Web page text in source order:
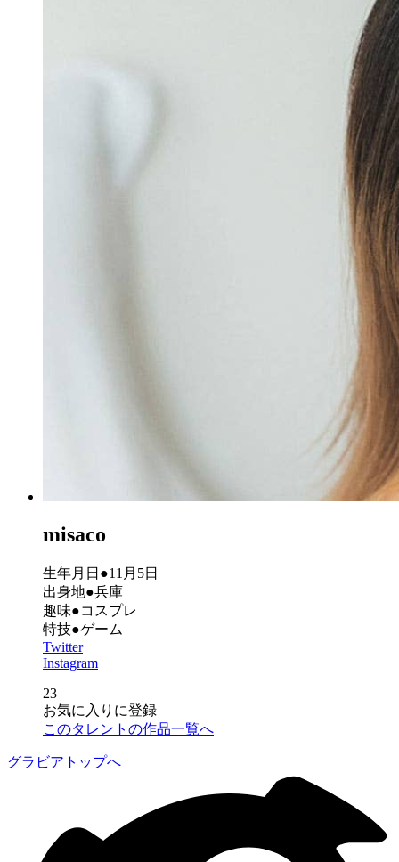
misaco
生年月日●11月5日
出身地●兵庫
趣味●コスプレ
特技●ゲーム
Twitter
Instagram
23
お気に入りに登録
このタレントの作品一覧へ
グラビアトップへ